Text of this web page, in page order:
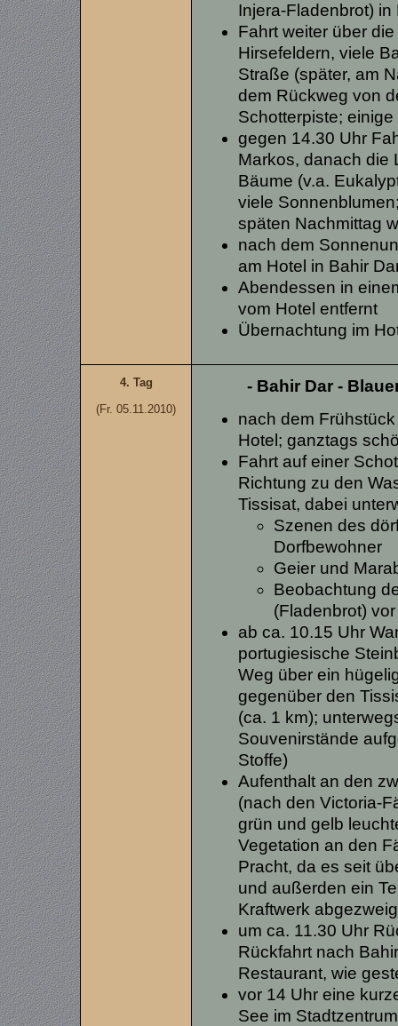
Injera-Fladenbrot) in
Fahrt weiter über
Hirsefeldern, viele
Straße (später, am
dem Rückweg von
Schotterpiste;
gegen 14.30 Uhr
Markos, danach die
Bäume (v.a.
viele
späten Nachmittag
nach dem
am Hotel in Bahir
Abendessen in
vom Hotel entfernt
Übernachtung im
4. Tag
(Fr. 05.11.2010)
- Bahir Dar -
nach dem
Hotel; ganztags
Fahrt auf einer
Richtung zu den
Tissisat, dabei
Szenen des
Dorfbewohner
Geier und
Beobachtung
(Fladenbrot)
ab ca. 10.15 Uhr
portugiesische
Weg über ein
gegenüber den
(ca. 1 km);
Souvenirstände
Stoffe)
Aufenthalt an den
(nach den Victoria-
grün und gelb
Vegetation an den
Pracht, da es seit
und außerden ein
Kraftwerk
um ca. 11.30 Uhr
Rückfahrt nach
Restaurant, wie
vor 14 Uhr eine
See im